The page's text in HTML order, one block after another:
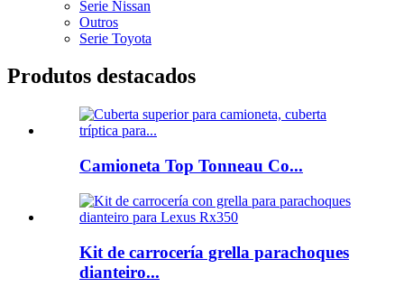
Serie Nissan
Outros
Serie Toyota
Produtos destacados
Camioneta Top Tonneau Co...
Kit de carrocería grella parachoques
dianteiro...